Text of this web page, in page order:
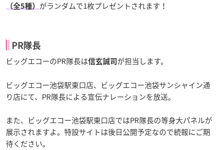
（全5種） がランダムで1枚プレゼントされます！
PR隊長
ビッグエコーのPR隊長は信玄誠司 が担当します。
ビッグエコー池袋駅東口店、ビッグエコー池袋サンシャイン通
り店にて、PR隊長による宣伝ナレーションを放送。
また、ビッグエコー池袋駅東口店ではPR隊長の等身大パネルが
展示されますよ。特設サイトは後日公開予定なので続報にご期
待ください。